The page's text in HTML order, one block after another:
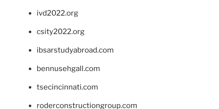
ivd2022.org
csity2022.org
ibsarstudyabroad.com
bennusehgall.com
tsecincinnati.com
roderconstructiongroup.com